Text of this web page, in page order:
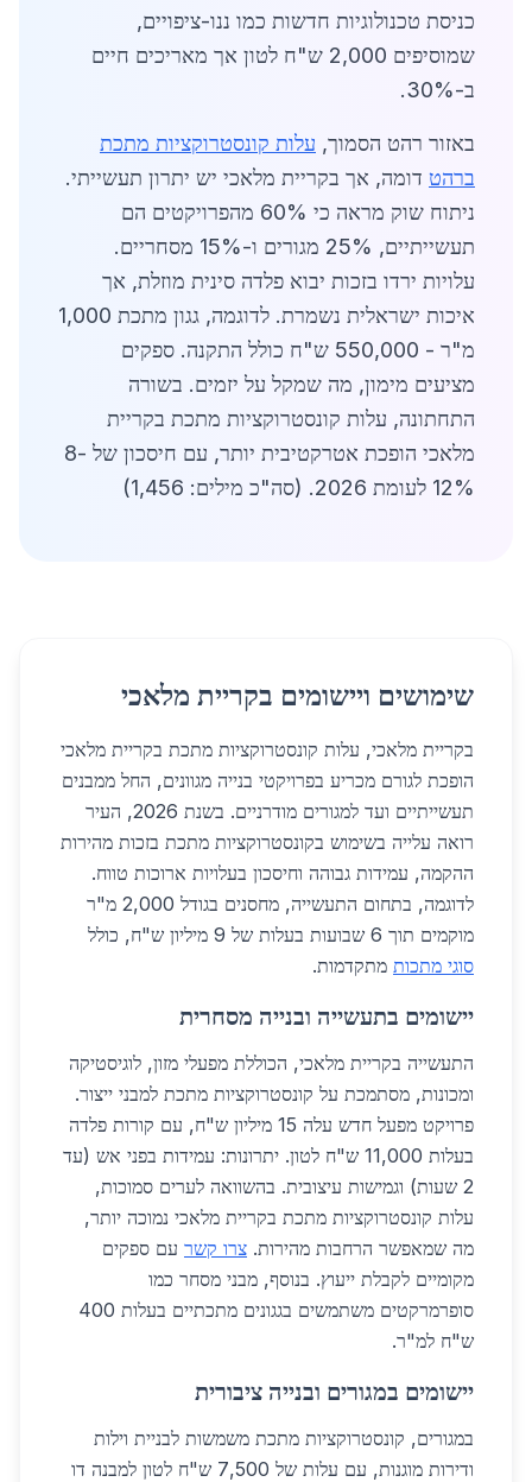
כניסת טכנולוגיות חדשות כמו ננו-ציפויים,
שמוסיפים 2,000 ש"ח לטון אך מאריכים חיים
ב-30%.
באזור רהט הסמוך, עלות קונסטרוקציות מתכת
ברהט דומה, אך בקריית מלאכי יש יתרון תעשייתי.
ניתוח שוק מראה כי 60% מהפרויקטים הם
תעשייתיים, 25% מגורים ו-15% מסחריים.
עלויות ירדו בזכות יבוא פלדה סינית מוזלת, אך
איכות ישראלית נשמרת. לדוגמה, גגון מתכת 1,000
מ"ר - 550,000 ש"ח כולל התקנה. ספקים
מציעים מימון, מה שמקל על יזמים. בשורה
התחתונה, עלות קונסטרוקציות מתכת בקריית
מלאכי הופכת אטרקטיבית יותר, עם חיסכון של 8-
12% לעומת 2026. (סה"כ מילים: 1,456)
שימושים ויישומים בקריית מלאכי
בקריית מלאכי, עלות קונסטרוקציות מתכת בקריית מלאכי
הופכת לגורם מכריע בפרויקטי בנייה מגוונים, החל ממבנים
תעשייתיים ועד למגורים מודרניים. בשנת 2026, העיר
רואה עלייה בשימוש בקונסטרוקציות מתכת בזכות מהירות
ההקמה, עמידות גבוהה וחיסכון בעלויות ארוכות טווח.
לדוגמה, בתחום התעשייה, מחסנים בגודל 2,000 מ"ר
מוקמים תוך 6 שבועות בעלות של 9 מיליון ש"ח, כולל
סוגי מתכות מתקדמות.
יישומים בתעשייה ובנייה מסחרית
התעשייה בקריית מלאכי, הכוללת מפעלי מזון, לוגיסטיקה
ומכונות, מסתמכת על קונסטרוקציות מתכת למבני ייצור.
פרויקט מפעל חדש עלה 15 מיליון ש"ח, עם קורות פלדה
בעלות 11,000 ש"ח לטון. יתרונות: עמידות בפני אש (עד
2 שעות) וגמישות עיצובית. בהשוואה לערים סמוכות,
עלות קונסטרוקציות מתכת בקריית מלאכי נמוכה יותר,
מה שמאפשר הרחבות מהירות. צרו קשר עם ספקים
מקומיים לקבלת ייעוץ. בנוסף, מבני מסחר כמו
סופרמרקטים משתמשים בגגונים מתכתיים בעלות 400
ש"ח למ"ר.
יישומים במגורים ובנייה ציבורית
במגורים, קונסטרוקציות מתכת משמשות לבניית וילות
ודירות מוגנות, עם עלות של 7,500 ש"ח לטון למבנה דו